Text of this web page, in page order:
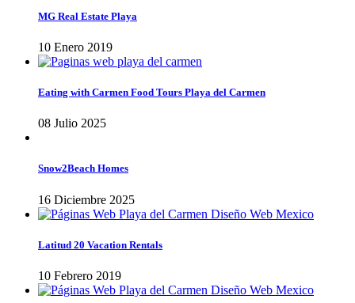
MG Real Estate Playa
10 Enero 2019
Eating with Carmen Food Tours Playa del Carmen
08 Julio 2025
Snow2Beach Homes
16 Diciembre 2025
Latitud 20 Vacation Rentals
10 Febrero 2019